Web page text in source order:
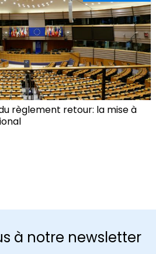
règlement retour: la mise à
à notre newsletter